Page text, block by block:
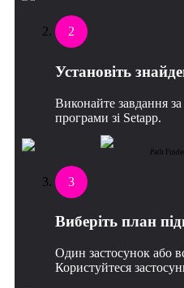
2
Установіть
Виконайте завдання
програми зі Setapp.
Path
3
Виберіть план
Один застосунок або
Користуйтеся